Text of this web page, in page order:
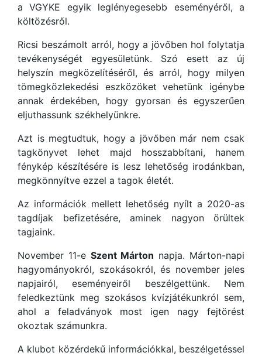
a VGYKE egyik leglényegesebb eseményéről, a
költözésről.
Ricsi beszámolt arról, hogy a jövőben hol folytatja
tevékenységét egyesületünk. Szó esett az új
helyszín megközelítéséről, és arról, hogy milyen
tömegközlekedési eszközöket vehetünk igénybe
annak érdekében, hogy gyorsan és egyszerűen
eljuthassunk székhelyünkre.
Azt is megtudtuk, hogy a jövőben már nem csak
tagkönyvet lehet majd hosszabbítani, hanem
fénykép készítésére is lesz lehetőség irodánkban,
megkönnyítve ezzel a tagok életét.
Az információk mellett lehetőség nyílt a 2020-as
tagdíjak befizetésére, aminek nagyon örültek
tagjaink.
November 11-e Szent Márton napja. Márton-napi
hagyományokról, szokásokról, és november jeles
napjairól, eseményeiről beszélgettünk. Nem
feledkeztünk meg szokásos kvízjátékunkról sem,
ahol a feladványok most igen nagy fejtörést
okoztak számunkra.
A klubot közérdekű információkkal, beszélgetéssel